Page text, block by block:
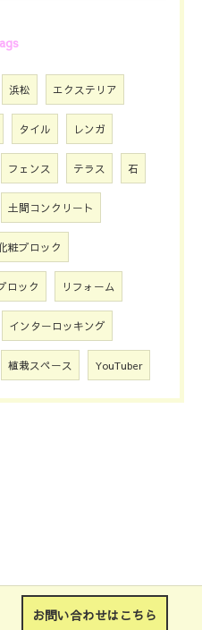
浜松 エクステリア
タイル レンガ
フェンス テラス 石
土間コンクリート
粧ブロック
ロック リフォーム
インターロッキング
植栽スペース YouTuber
お問い合わせはこちら